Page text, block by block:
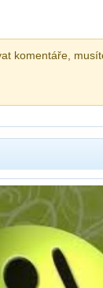
komentáře,